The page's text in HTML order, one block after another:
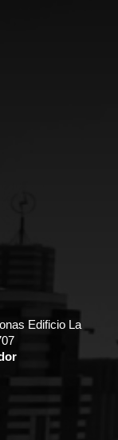
Edificio La